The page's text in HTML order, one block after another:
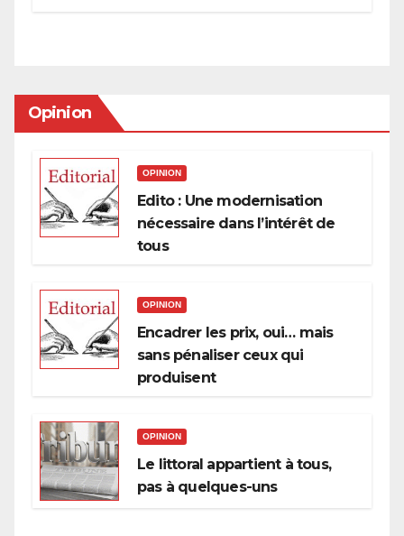
Opinion
OPINION
Edito : Une modernisation
nécessaire dans l’intérêt de
tous
OPINION
Encadrer les prix, oui… mais
sans pénaliser ceux qui
produisent
OPINION
Le littoral appartient à tous,
pas à quelques-uns